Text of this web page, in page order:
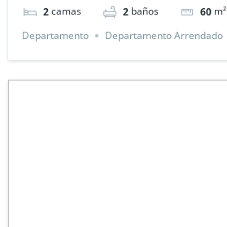
2camas 2 baños 60 m²
Departamento
Departamento Arrendado